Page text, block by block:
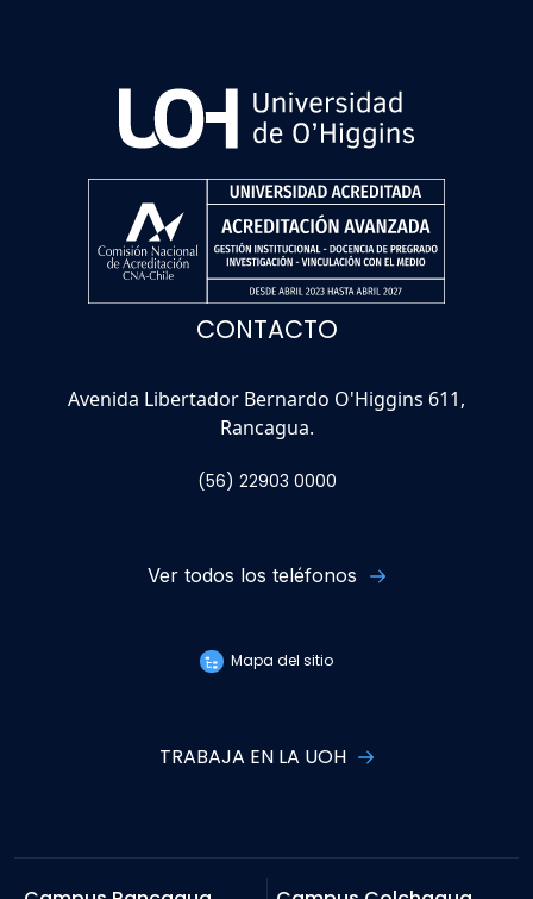
CONTACTO
Avenida Libertador Bernardo O'Higgins 611,
Rancagua.
(56) 22903 0000
Ver todos los teléfonos
Mapa del sitio
TRABAJA EN LA UOH